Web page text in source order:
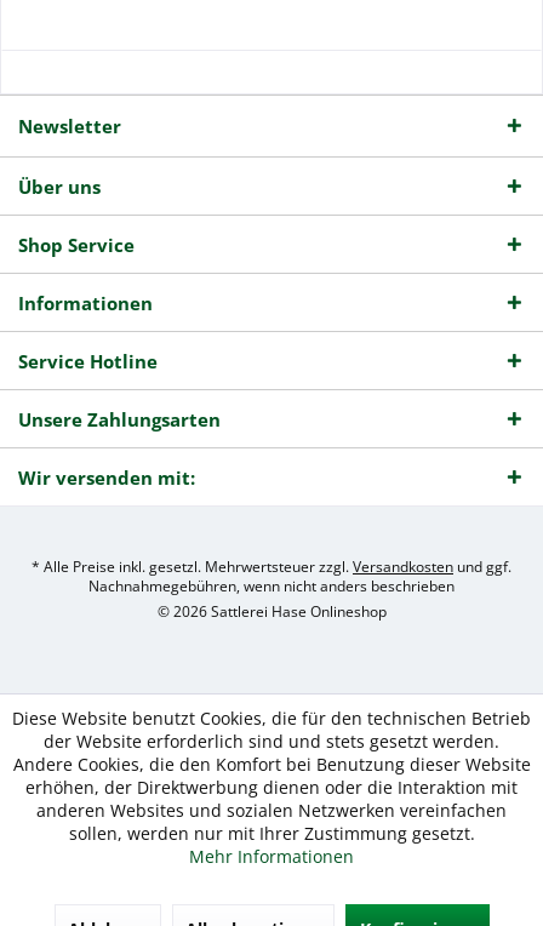
Newsletter
Über uns
Shop Service
Informationen
Service Hotline
Unsere Zahlungsarten
Wir versenden mit:
* Alle Preise inkl. gesetzl. Mehrwertsteuer zzgl.Versandkosten und ggf.
Nachnahmegebühren, wenn nicht anders beschrieben
© 2026 Sattlerei Hase Onlineshop
Diese Website benutzt Cookies, die für den technischen Betrieb
der Website erforderlich sind und stets gesetzt werden.
Andere Cookies, die den Komfort bei Benutzung dieser Website
erhöhen, der Direktwerbung dienen oder die Interaktion mit
anderen Websites und sozialen Netzwerken vereinfachen
sollen, werden nur mit Ihrer Zustimmung gesetzt.
Mehr Informationen